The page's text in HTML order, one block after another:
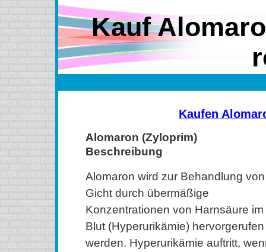
Kauf
Kaufen
Alomaron (Zyloprim)
Beschreibung
Alomaron wird zur Behandlung von
Gicht durch übermäßige
Konzentrationen von Harnsäure im
Blut (Hyperurikämie) hervorgerufen
werden. Hyperurikämie auftritt,